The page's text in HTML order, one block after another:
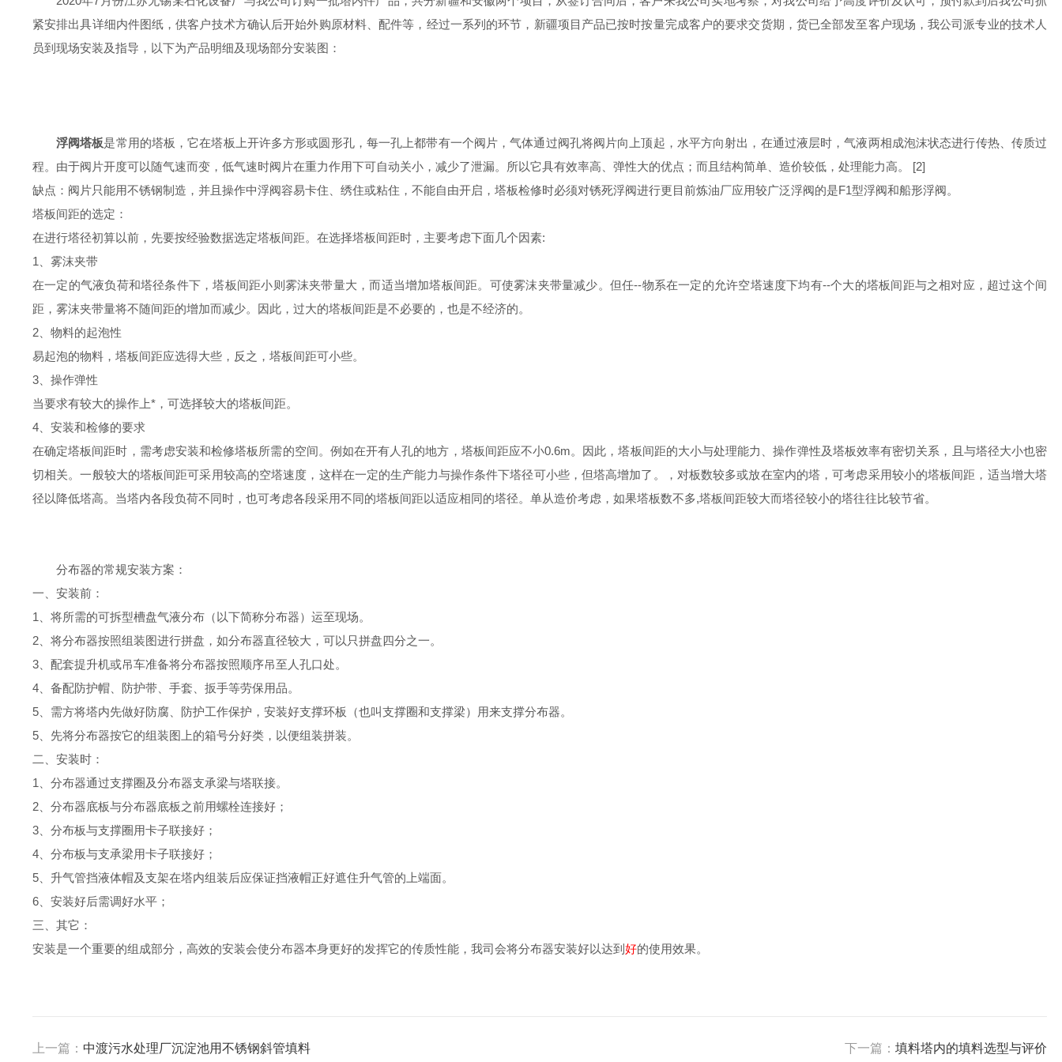
紧安排出具详细内件图纸，供客户技术方确认后开始外购原材料、配件等，经过一系列的环节，新疆项目产品已按时按量完成客户的要求交货期，货已全部发至客户现场，我公司派专业的技术人
员到现场安装及指导，以下为产品明细及现场部分安装图：
浮阀塔板是常用的塔板，它在塔板上开许多方形或圆形孔，每一孔上都带有一个阀片，气体通过阀孔将阀片向上顶起，水平方向射出，在通过液层时，气液两相成泡沫状态进行传热、传质过
程。由于阀片开度可以随气速而变，低气速时阀片在重力作用下可自动关小，减少了泄漏。所以它具有效率高、弹性大的优点；而且结构简单、造价较低，处理能力高。 [2]
缺点：阀片只能用不锈钢制造，并且操作中浮阀容易卡住、绣住或粘住，不能自由开启，塔板检修时必须对锈死浮阀进行更目前炼油厂应用较广泛浮阀的是F1型浮阀和船形浮阀。
塔板间距的选定：
在进行塔径初算以前，先要按经验数据选定塔板间距。在选择塔板间距时，主要考虑下面几个因素:
1、雾沫夹带
在一定的气液负荷和塔径条件下，塔板间距小则雾沫夹带量大，而适当增加塔板间距。可使雾沫夹带量减少。但任--物系在一定的允许空塔速度下均有--个大的塔板间距与之相对应，超过这个间
距，雾沫夹带量将不随间距的增加而减少。因此，过大的塔板间距是不必要的，也是不经济的。
2、物料的起泡性
易起泡的物料，塔板间距应选得大些，反之，塔板间距可小些。
3、操作弹性
当要求有较大的操作上*，可选择较大的塔板间距。
4、安装和检修的要求
在确定塔板间距时，需考虑安装和检修塔板所需的空间。例如在开有人孔的地方，塔板间距应不小0.6m。因此，塔板间距的大小与处理能力、操作弹性及塔板效率有密切关系，且与塔径大小也密
切相关。一般较大的塔板间距可采用较高的空塔速度，这样在一定的生产能力与操作条件下塔径可小些，但塔高增加了。，对板数较多或放在室内的塔，可考虑采用较小的塔板间距，适当增大塔
径以降低塔高。当塔内各段负荷不同时，也可考虑各段采用不同的塔板间距以适应相同的塔径。单从造价考虑，如果塔板数不多,塔板间距较大而塔径较小的塔往往比较节省。
分布器的常规安装方案：
一、安装前：
1、将所需的可拆型槽盘气液分布（以下简称分布器）运至现场。
2、将分布器按照组装图进行拼盘，如分布器直径较大，可以只拼盘四分之一。
3、配套提升机或吊车准备将分布器按照顺序吊至人孔口处。
4、备配防护帽、防护带、手套、扳手等劳保用品。
5、需方将塔内先做好防腐、防护工作保护，安装好支撑环板（也叫支撑圈和支撑梁）用来支撑分布器。
5、先将分布器按它的组装图上的箱号分好类，以便组装拼装。
二、安装时：
1、分布器通过支撑圈及分布器支承梁与塔联接。
2、分布器底板与分布器底板之前用螺栓连接好；
3、分布板与支撑圈用卡子联接好；
4、分布板与支承梁用卡子联接好；
5、升气管挡液体帽及支架在塔内组装后应保证挡液帽正好遮住升气管的上端面。
6、安装好后需调好水平；
三、其它：
安装是一个重要的组成部分，高效的安装会使分布器本身更好的发挥它的传质性能，我司会将分布器安装好以达到 好的使用效果。
上一篇： 中渡污水处理厂沉淀池用不锈钢斜管填料 下一篇：填料塔内的填料选型与评价